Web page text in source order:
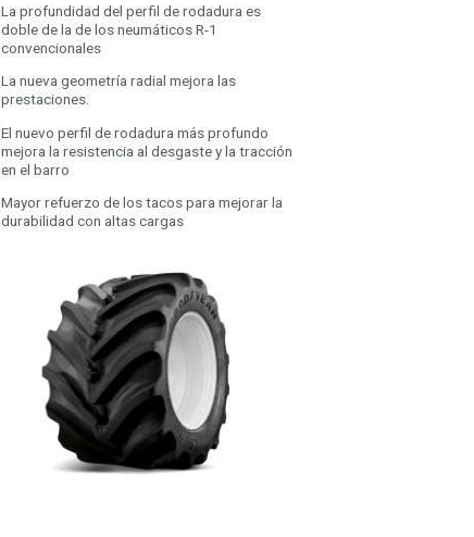
La profundidad del perfil de rodadura es
doble de la de los neumáticos R-1
convencionales
La nueva geometría radial mejora las
prestaciones.
El nuevo perfil de rodadura más profundo
mejora la resistencia al desgaste y la tracción
en el barro
Mayor refuerzo de los tacos para mejorar la
durabilidad con altas cargas